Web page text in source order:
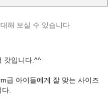
해 보실 수 있습니다
갓입니다.^^
급 아이들에게 잘 맞는 사이즈
다.